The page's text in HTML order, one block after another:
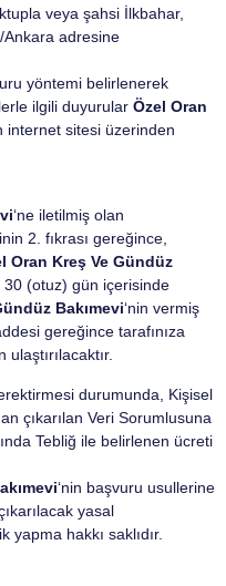
veya şahsi İlkbahar,
adresine
yöntemi belirlenerek
ilgili duyurular Özel Oran
internet sitesi üzerinden
‘ne iletilmiş olan
2. fıkrası gereğince,
Oran Kreş Ve Gündüz
30 (otuz) gün içerisinde
Bakımevi‘nin vermiş
gereğince tarafınıza
durumunda, Kişisel
çıkarılan Veri Sorumlusuna
Tebliğ ile belirlenen ücreti
‘nin başvuru usullerine
yasal
hakkı saklıdır.